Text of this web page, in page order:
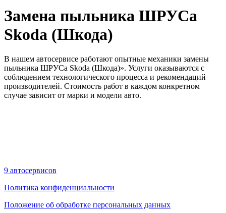
Замена пыльника ШРУСа
Skoda (Шкода)
В нашем автосервисе работают опытные механики замены
пыльника ШРУСа Skoda (Шкода)». Услуги оказываются с
соблюдением технологического процесса и рекомендаций
производителей. Стоимость работ в каждом конкретном
случае зависит от марки и модели авто.
9 автосервисов
Политика конфиденциальности
Положение об обработке персональных данных